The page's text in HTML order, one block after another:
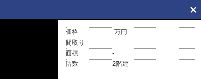
価格
-万円
間取り
-
面積
-
階数
2階建